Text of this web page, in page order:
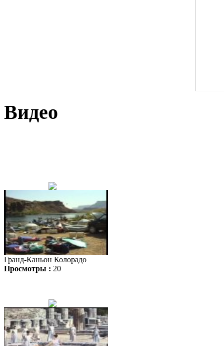
Видео
Гранд-Каньон Колорадо
Просмотры : 20